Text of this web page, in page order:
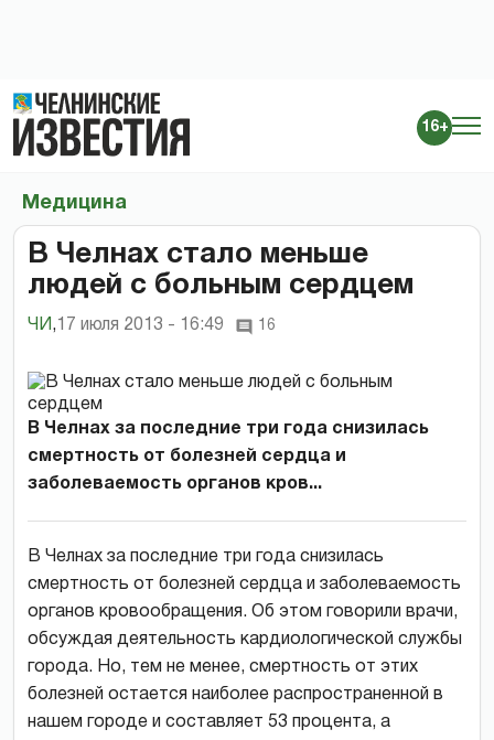
16+
Медицина
В Челнах стало меньше
людей с больным сердцем
ЧИ , 17 июля 2013 - 16:49 16
В Челнах за последние три года снизилась
смертность от болезней сердца и
заболеваемость органов кров...
В Челнах за последние три года снизилась
смертность от болезней сердца и заболеваемость
органов кровообращения. Об этом говорили врачи,
обсуждая деятельность кардиологической службы
города. Но, тем не менее, смертность от этих
болезней остается наиболее распространенной в
нашем городе и составляет 53 процента, а